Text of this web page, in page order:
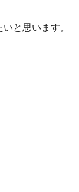
と思います。